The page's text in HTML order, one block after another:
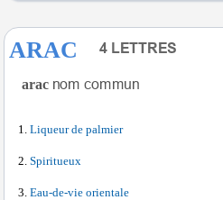
ARAC
arac
Liqueur de palmier
Spiritueux
Eau-de-vie orientale